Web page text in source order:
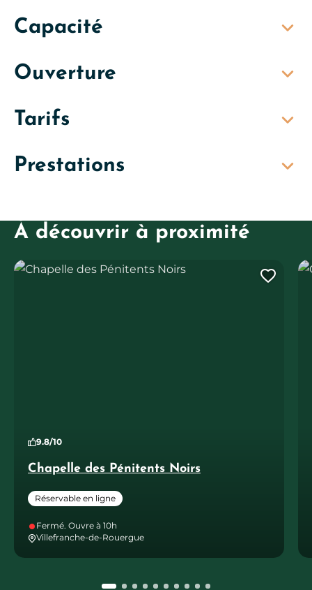
Capacité
Ouverture
Tarifs
Prestations
À découvrir à proximité
Chapelle des Pénitents Noirs
9.8/10
Réservable en ligne
Fermé. Ouvre à 10h
Villefranche-de-Rouergue
Chapelle des Pénitents Noirs